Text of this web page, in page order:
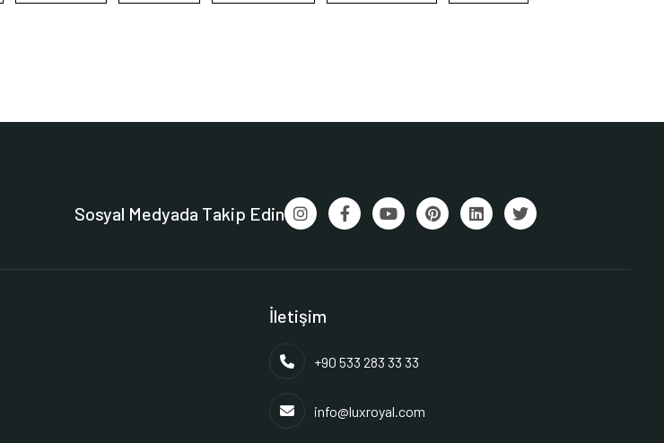
Sosyal Medyada Takip Edin
İletişim
+90 533 283 33 33
info@luxroyal.com